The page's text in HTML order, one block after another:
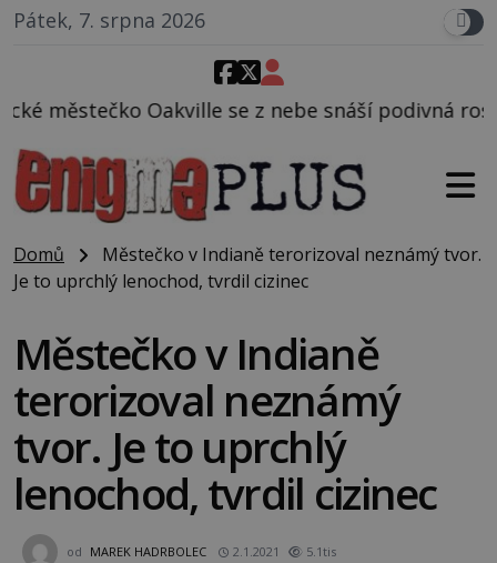
Pátek, 7. srpna 2026
z nebe snáší podivná rosolovitá látka
Domů
Městečko v Indianě terorizoval neznámý tvor.
Je to uprchlý lenochod, tvrdil cizinec
Městečko v Indianě
terorizoval neznámý
tvor. Je to uprchlý
lenochod, tvrdil cizinec
od MAREK HADRBOLEC 2.1.2021 5.1tis